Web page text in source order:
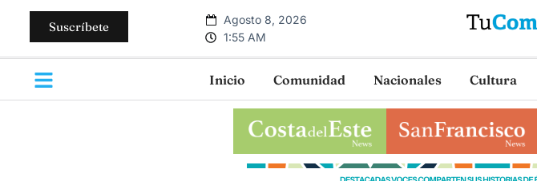
Suscríbete
Agosto 8, 2026
1:55 AM
Inicio Comunidad Nacionales Cultura